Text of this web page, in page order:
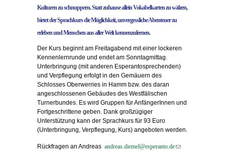
Kulturen zu schnuppern. Statt zuhause allein Vokabelkarten zu wälzen,
bietet der Sprachkurs die Möglichkeit,unvergessliche Abenteuer zu
erleben und Menschen aus aller Weltkennenzulernen.
Der Kurs beginnt am Freitagabend mit einer lockeren
Kennenlernrunde und endet am Sonntagmittag.
Unterbringung (mit anderen Esperantosprechenden)
und Verpflegung erfolgt in den Gemäuern des
Schlosses Oberwerries in Hamm bzw. des daran
angeschlossenen Gebäudes des Westfälischen
Turnerbundes. Es wird Gruppen für AnfängerInnen und
Fortgeschrittene geben. Dank großzügiger
Unterstützung kann der Sprachkurs für 93 Euro
(Unterbringung, Verpflegung, Kurs) angeboten werden.
Rückfragen an Andreas andreas.diemel@esperanto.de(link